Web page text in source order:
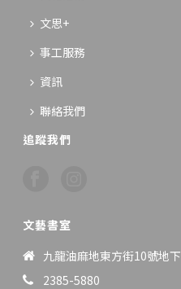
文思+
事工服務
資訊
聯絡我們
追蹤我們
文藝書室
九龍油麻地東方街10號地下
2385-5880